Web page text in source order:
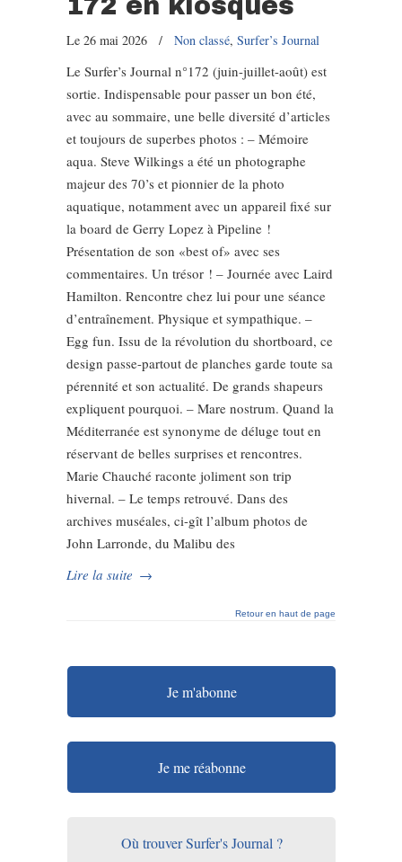
172 en kiosques
Le 26 mai 2026 / Non classé, Surfer’s Journal
Le Surfer’s Journal n°172 (juin-juillet-août) est
sortie. Indispensable pour passer un bon été,
avec au sommaire, une belle diversité d’articles
et toujours de superbes photos : – Mémoire
aqua. Steve Wilkings a été un photographe
majeur des 70’s et pionnier de la photo
aquatique, notamment avec un appareil fixé sur
la board de Gerry Lopez à Pipeline !
Présentation de son «best of» avec ses
commentaires. Un trésor ! – Journée avec Laird
Hamilton. Rencontre chez lui pour une séance
d’entraînement. Physique et sympathique. –
Egg fun. Issu de la révolution du shortboard, ce
design passe-partout de planches garde toute sa
pérennité et son actualité. De grands shapeurs
expliquent pourquoi. – Mare nostrum. Quand la
Méditerranée est synonyme de déluge tout en
réservant de belles surprises et rencontres.
Marie Chauché raconte joliment son trip
hivernal. – Le temps retrouvé. Dans des
archives muséales, ci-gît l’album photos de
John Larronde, du Malibu des
Lire la suite →
Retour en haut de page
Je m'abonne
Je me réabonne
Où trouver Surfer's Journal ?